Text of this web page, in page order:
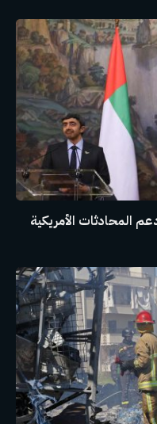
المحادثات الأمريكية